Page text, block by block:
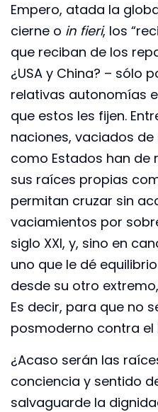
Empero, atada la
cierne o in fieri, los
que reciban de los
¿USA y China? – sólo
relativas autonomías
que estos les fijen.
naciones, vaciados
como Estados han de
sus raíces propias
permitan cruzar sin
vaciamientos por
siglo XXI, y, sino en
uno que le dé
desde su otro
Es decir, para que no
posmoderno contra el
¿Acaso serán las
conciencia y sentido
salvaguarde la